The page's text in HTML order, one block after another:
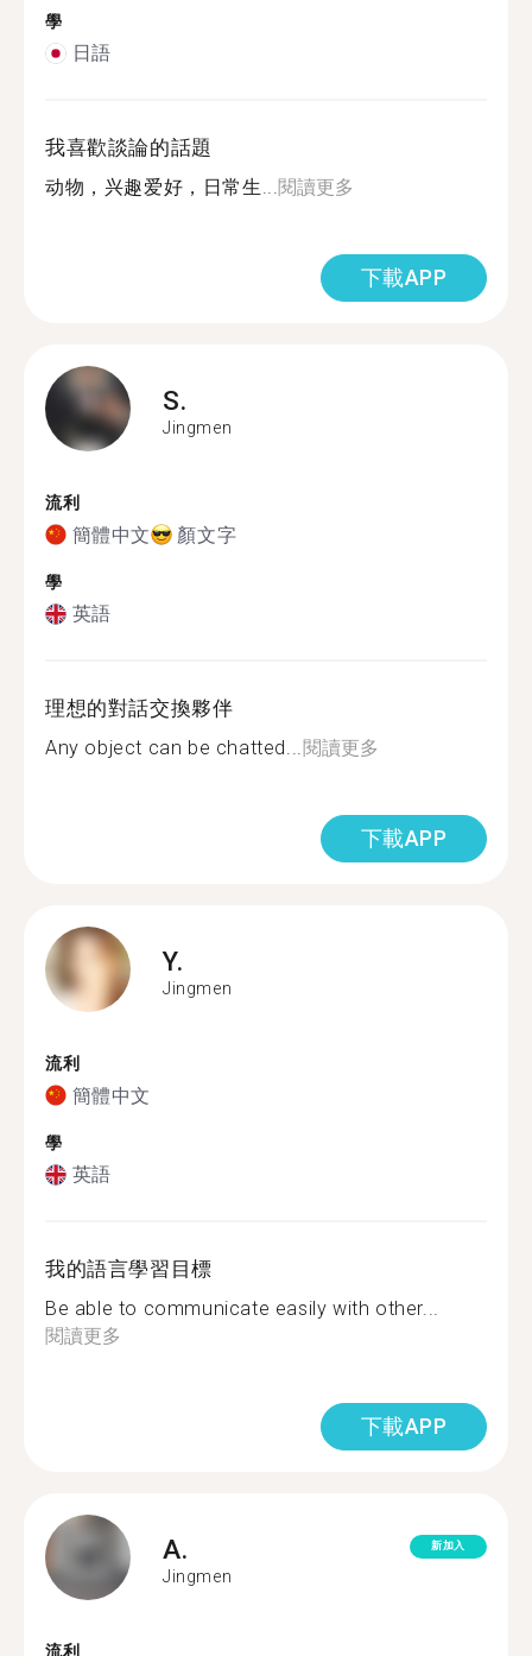
學
日語
我喜歡談論的話題
动物，兴趣爱好，日常生...閱讀更多
下載APP
S.
Jingmen
流利
簡體中文 顏文字
學
英語
理想的對話交換夥伴
Any object can be chatted...閱讀更多
下載APP
Y.
Jingmen
流利
簡體中文
學
英語
我的語言學習目標
Be able to communicate easily with other...
閱讀更多
下載APP
A.
Jingmen
新加入
流利